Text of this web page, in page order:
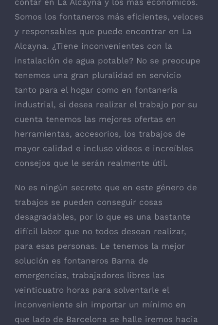
contar en La Alcayna y los más económicos.
Somos los fontaneros más eficientes, veloces
y responsables que puede encontrar en La
Alcayna. ¿Tiene inconvenientes con la
instalación de agua potable? No se preocupe
tenemos una gran pluralidad en servicio
tanto para el hogar como en fontanería
industrial, si desea realizar el trabajo por su
cuenta tenemos las mejores ofertas en
herramientas, accesorios, los trabajos de
mayor calidad e incluso vídeos e increíbles
consejos que le serán realmente útil.
No es ningún secreto que en este género de
trabajos se pueden conseguir cosas
desagradables, por lo que es una bastante
difícil labor que no todos desean realizar,
para esas personas. Le tenemos la mejor
solución es fontaneros Barna de
emergencias, trabajadores libres las
veinticuatro horas para solventarle el
inconveniente sin importar un mínimo en
que lado de Barcelona se halle iremos hacia